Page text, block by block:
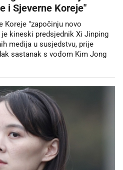
i Sjeverne Koreje"
Koreje "započinju novo
kineski predsjednik Xi Jinping
medija u susjedstvu, prije
sastanak s vođom Kim Jong